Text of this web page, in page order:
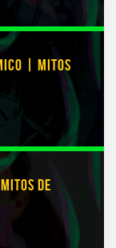
| MITOS
DE